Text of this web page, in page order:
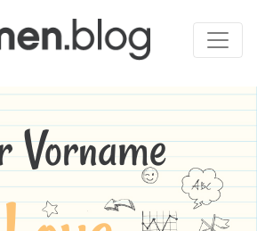
Vorname